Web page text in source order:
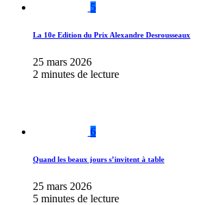
5
La 10e Edition du Prix Alexandre Desrousseaux
25 mars 2026
2 minutes de lecture
6
Quand les beaux jours s’invitent à table
25 mars 2026
5 minutes de lecture